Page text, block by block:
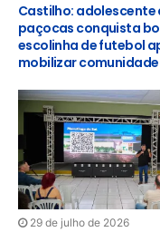
Castilho: adolescente
paçocas conquista
escolinha de futebol
mobilizar comunidade
29 de julho de 2026